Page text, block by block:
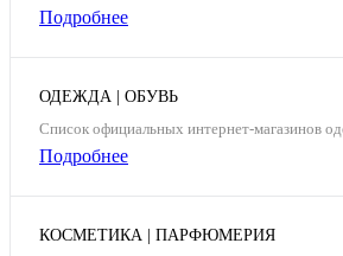
Подробнее
ОДЕЖДА | ОБУВЬ
Список официальных интернет-магазинов
Подробнее
КОСМЕТИКА | ПАРФЮМЕРИЯ